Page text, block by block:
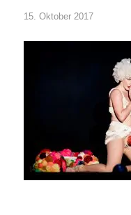
15. Oktober 2017